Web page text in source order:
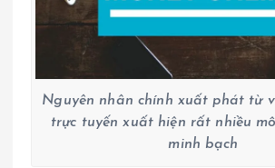
Nguyên nhân chính xuất phát từ
trực tuyến xuất hiện rất nhiều
minh bạch